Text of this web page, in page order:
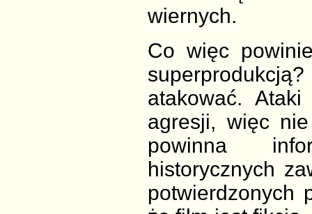
wiernych.
Co więc
atakować.
agresji, więc
powinna
historycznych
potwierdzonych